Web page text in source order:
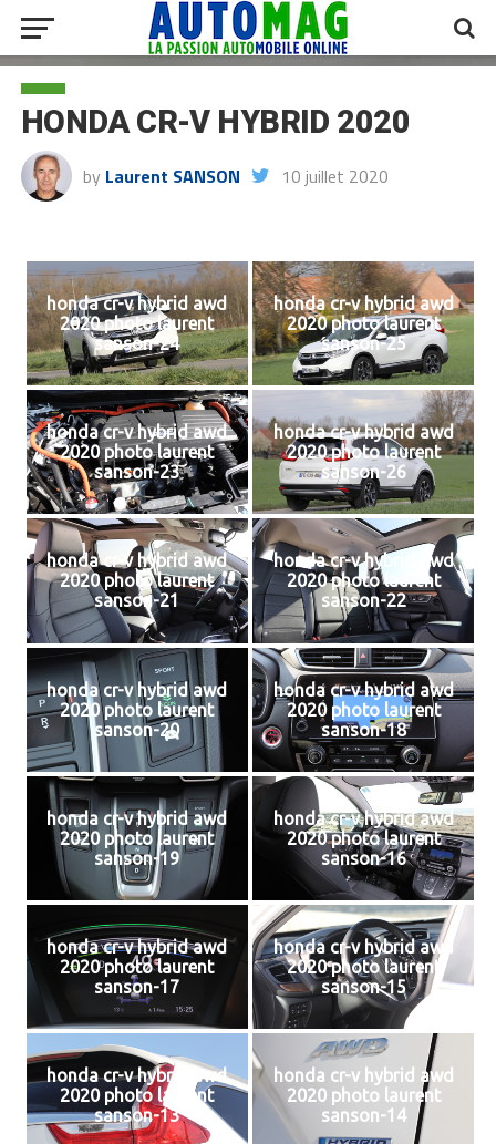
HONDA CR-V HYBRID 2020
by Laurent SANSON 10 juillet 2020
honda cr-v hybrid awd
2020 photo laurent
sanson-24
honda cr-v hybrid awd
2020 photo laurent
sanson-25
honda cr-v hybrid awd
2020 photo laurent
sanson-23
honda cr-v hybrid awd
2020 photo laurent
sanson-26
honda cr-v hybrid awd
2020 photo laurent
sanson-21
honda cr-v hybrid awd
2020 photo laurent
sanson-22
honda cr-v hybrid awd
2020 photo laurent
sanson-20
honda cr-v hybrid awd
2020 photo laurent
sanson-18
honda cr-v hybrid awd
2020 photo laurent
sanson-19
honda cr-v hybrid awd
2020 photo laurent
sanson-16
honda cr-v hybrid awd
2020 photo laurent
sanson-17
honda cr-v hybrid awd
2020 photo laurent
sanson-15
honda cr-v hybrid awd
2020 photo laurent
sanson-13
honda cr-v hybrid awd
2020 photo laurent
sanson-14